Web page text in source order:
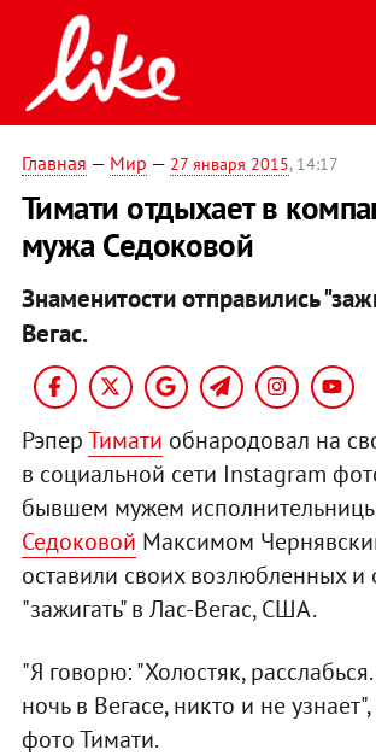
Главная — Мир — 27 января 2015, 14:17
Тимати отдыхает в
мужа Седоковой
Знаменитости отправились
Вегас.
РэперТимати обнародовал на
в социальной сети Instagram
бывшем мужем
Седоковой Максимом
оставили своих возлюбленных и
"зажигать" в Лас-Вегас, США.
"Я говорю: "Холостяк,
ночь в Вегасе, никто и не
фото Тимати.